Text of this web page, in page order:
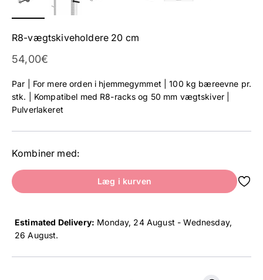
R8-vægtskiveholdere 20 cm
Tilbud
54,00€
Par | For mere orden i hjemmegymmet | 100 kg bæreevne pr.
stk. | Kompatibel med R8-racks og 50 mm vægtskiver |
Pulverlakeret
Kombiner med:
Læg i kurven
Estimated Delivery: 24 August - 26 August.